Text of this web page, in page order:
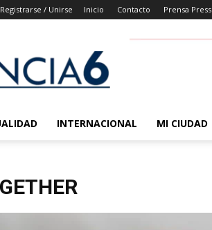
Registrarse / Unirse Inicio Contacto Prensa Press
6
Noticias
INTERNACIONAL MI CIUDAD